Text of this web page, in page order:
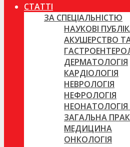
СТАТТІ
ЗА СПЕЦІАЛЬНІСТЮ
НАУКОВІ
АКУШЕРСТВО
ДЕРМАТОЛОГІЯ
КАРДІОЛОГІЯ
НЕВРОЛОГІЯ
НЕФРОЛОГІЯ
НЕОНАТОЛОГІЯ
ЗАГАЛЬНА
МЕДИЦИНА
ОНКОЛОГІЯ